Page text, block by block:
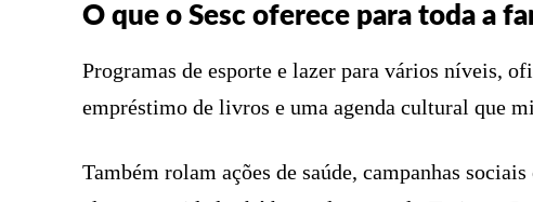
O que o Sesc oferece para toda a
Programas de esporte e lazer para vários níveis,
empréstimo de livros e uma agenda cultural que
Também rolam ações de saúde, campanhas